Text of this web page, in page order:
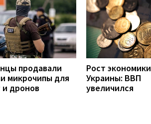
продавали
микрочипы для
и дронов
Рост экономики
Украины: ВВП
увеличился